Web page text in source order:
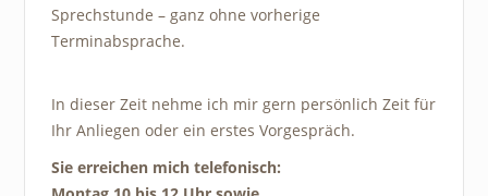
Sprechstunde – ganz ohne vorherige
Terminabsprache.
In dieser Zeit nehme ich mir gern persönlich Zeit für
Ihr Anliegen oder ein erstes Vorgespräch.
Sie erreichen mich telefonisch: